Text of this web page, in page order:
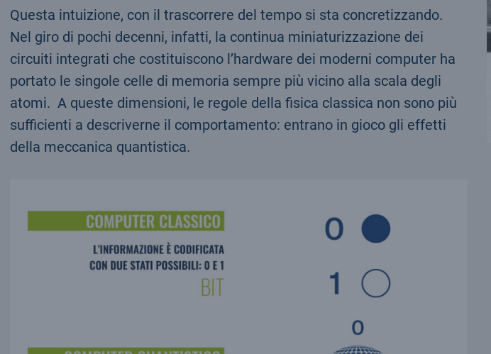
Questa intuizione, con il trascorrere del tempo si sta concretizzando.
Nel giro di pochi decenni, infatti, la continua miniaturizzazione dei
circuiti integrati che costituiscono l’hardware dei moderni computer ha
portato le singole celle di memoria sempre più vicino alla scala degli
atomi. A queste dimensioni, le regole della fisica classica non sono più
sufficienti a descriverne il comportamento: entrano in gioco gli effetti
della meccanica quantistica.